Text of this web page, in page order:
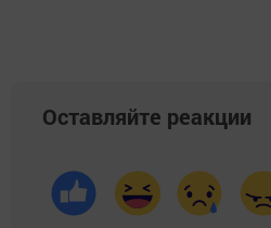
Оставляйте реакции